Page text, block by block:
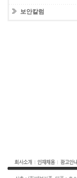
보안칼럼